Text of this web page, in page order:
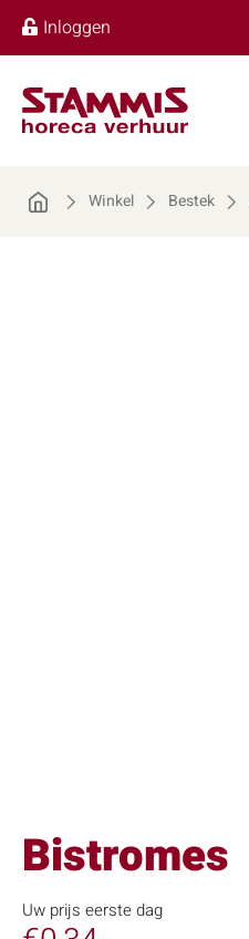
Inloggen
Winkel Bestek
Bistromes
Uw prijs eerste dag